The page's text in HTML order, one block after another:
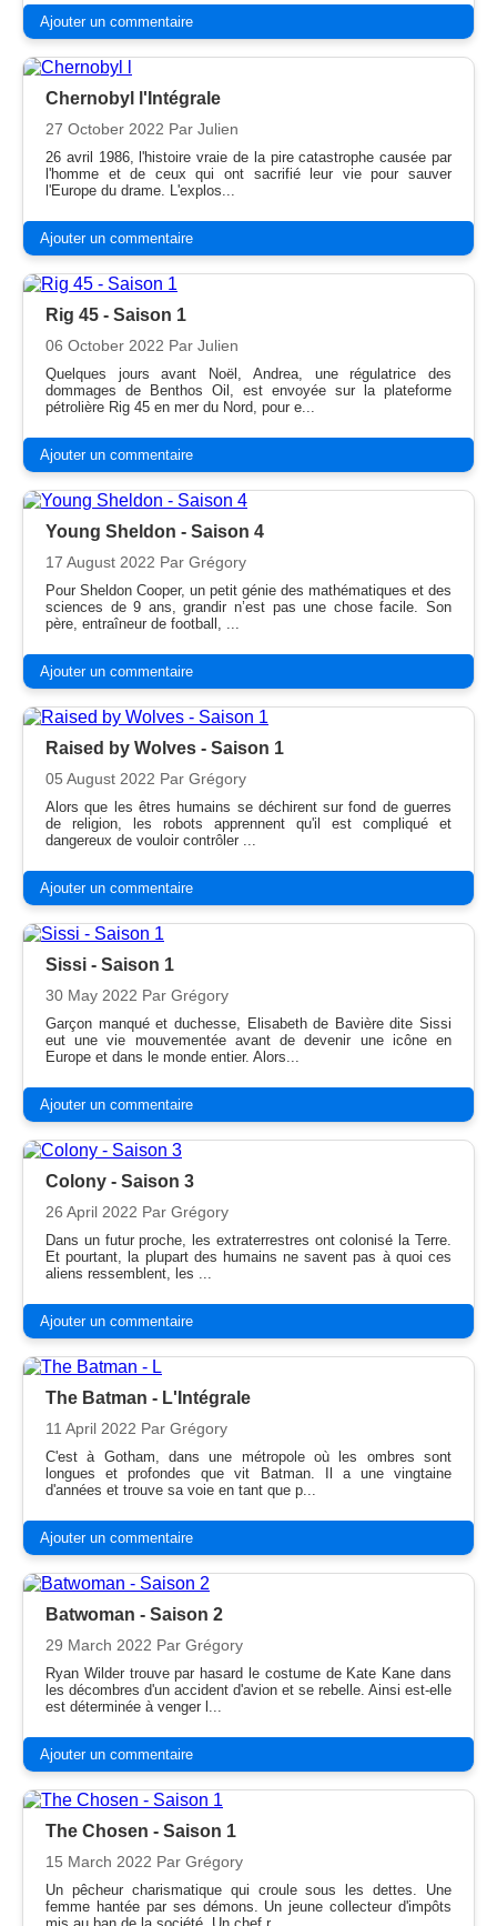
Ajouter un commentaire
Chernobyl l'Intégrale
27 October 2022 Par Julien
26 avril 1986, l'histoire vraie de la pire catastrophe causée par
l'homme et de ceux qui ont sacrifié leur vie pour sauver
l'Europe du drame. L'explos...
Ajouter un commentaire
Rig 45 - Saison 1
06 October 2022 Par Julien
Quelques jours avant Noël, Andrea, une régulatrice des
dommages de Benthos Oil, est envoyée sur la plateforme
pétrolière Rig 45 en mer du Nord, pour e...
Ajouter un commentaire
Young Sheldon - Saison 4
17 August 2022 Par Grégory
Pour Sheldon Cooper, un petit génie des mathématiques et des
sciences de 9 ans, grandir n’est pas une chose facile. Son
père, entraîneur de football, ...
Ajouter un commentaire
Raised by Wolves - Saison 1
05 August 2022 Par Grégory
Alors que les êtres humains se déchirent sur fond de guerres
de religion, les robots apprennent qu'il est compliqué et
dangereux de vouloir contrôler ...
Ajouter un commentaire
Sissi - Saison 1
30 May 2022 Par Grégory
Garçon manqué et duchesse, Elisabeth de Bavière dite Sissi
eut une vie mouvementée avant de devenir une icône en
Europe et dans le monde entier. Alors...
Ajouter un commentaire
Colony - Saison 3
26 April 2022 Par Grégory
Dans un futur proche, les extraterrestres ont colonisé la Terre.
Et pourtant, la plupart des humains ne savent pas à quoi ces
aliens ressemblent, les ...
Ajouter un commentaire
The Batman - L'Intégrale
11 April 2022 Par Grégory
C'est à Gotham, dans une métropole où les ombres sont
longues et profondes que vit Batman. Il a une vingtaine
d'années et trouve sa voie en tant que p...
Ajouter un commentaire
Batwoman - Saison 2
29 March 2022 Par Grégory
Ryan Wilder trouve par hasard le costume de Kate Kane dans
les décombres d'un accident d'avion et se rebelle. Ainsi est-elle
est déterminée à venger l...
Ajouter un commentaire
The Chosen - Saison 1
15 March 2022 Par Grégory
Un pêcheur charismatique qui croule sous les dettes. Une
femme hantée par ses démons. Un jeune collecteur d'impôts